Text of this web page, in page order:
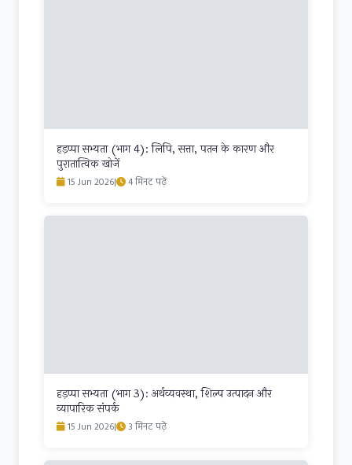
हड़प्पा सभ्यता (भाग 4): लिपि, सत्ता, पतन के कारण और
पुरातात्विक खोजें
15 Jun 2026| 4 मिनट पढ़ें
हड़प्पा सभ्यता (भाग 3): अर्थव्यवस्था, शिल्प उत्पादन और
व्यापारिक संपर्क
15 Jun 2026| 3 मिनट पढ़ें